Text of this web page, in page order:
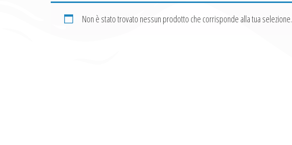
Non è stato trovato nessun prodotto che corrisponde alla tua selezione.